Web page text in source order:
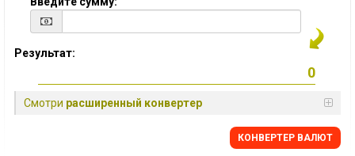
Результат:
Смотри расширенный конвертер
КОНВЕРТЕР ВАЛЮТ